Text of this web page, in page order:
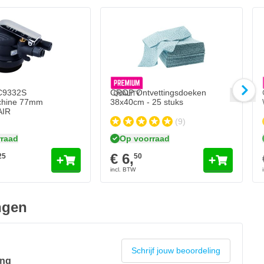
77mm
CROP Ontvettingsdoeken
38x40cm - 25 stuks
(9)
Op voorraad
€ 6,50
Schrijf jouw beoordeling